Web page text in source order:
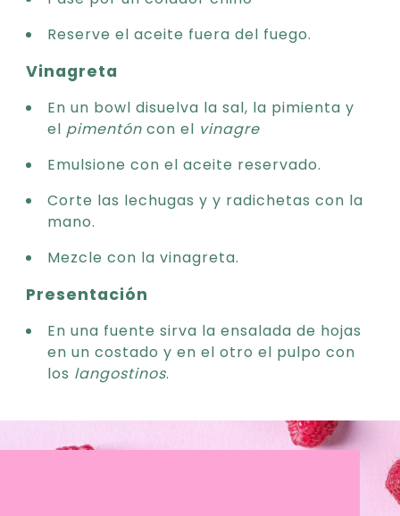
Reserve el aceite fuera del fuego.
Vinagreta
En un bowl disuelva la sal, la pimienta y
el pimentón con el vinagre
Emulsione con el aceite reservado.
Corte las lechugas y y radichetas con la
mano.
Mezcle con la vinagreta.
Presentación
En una fuente sirva la ensalada de hojas
en un costado y en el otro el pulpo con
los langostinos.